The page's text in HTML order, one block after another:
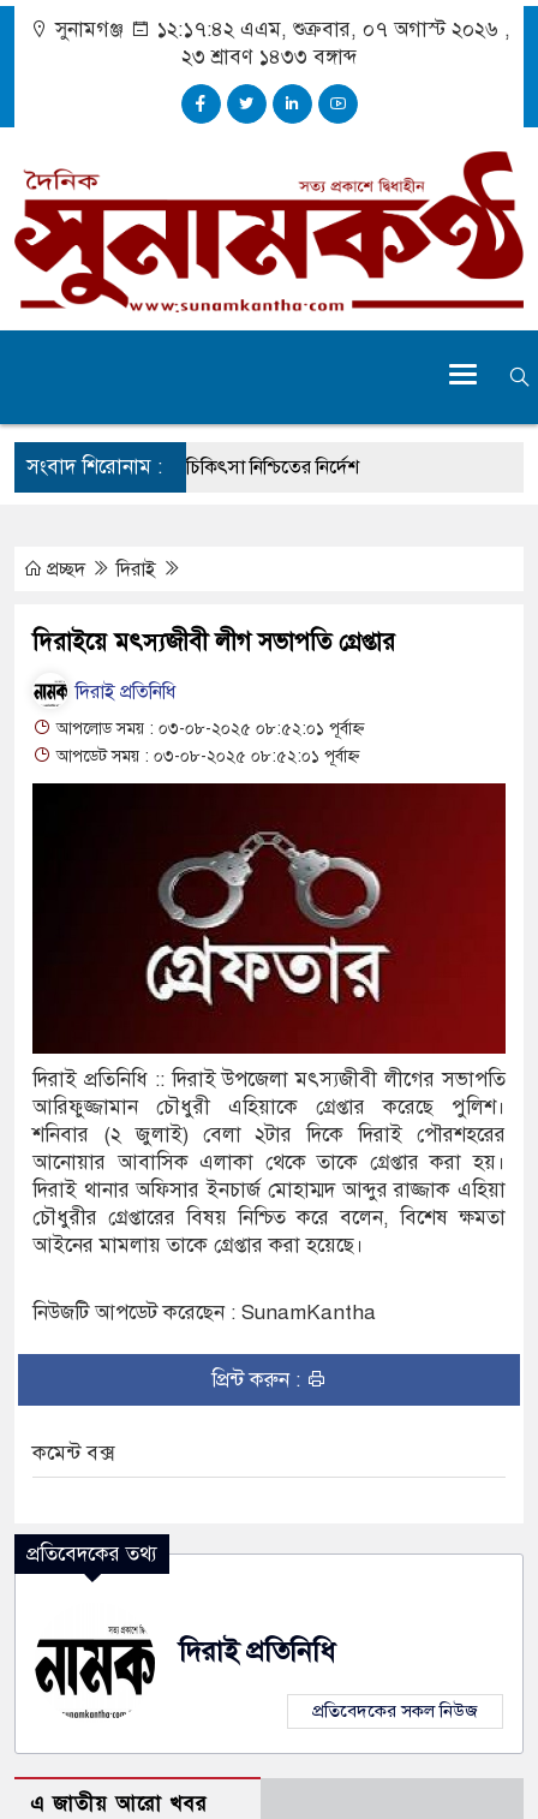
সুনামগঞ্জ ১২:১৭:৪৩ এএম, শুক্রবার, ০৭ অগাস্ট ২০২৬ ,
২৩ শ্রাবণ ১৪৩৩ বঙ্গাব্দ
সংবাদ শিরোনাম :
দুর্ঘটনায় আহতদের চিকিৎসা নিশ্চিতের নির্দেশ
দিবস পালিত
ঝুঁকি নিয়ে চলাচল
অভাবে অনিশ্চয়তায় হাওরের শত শত শিক্ষার্থীর
সম্মেলন রফিকুল ইসলামের প্রতিপক্ষের সব অভিযোগ
নিয়েছে দালাল চক্র
সম্প্রসারিত প্রশাসনিক ভবনের উদ্বোধন
তৎপরতা চালানোর মুরোদ আওয়ামী লীগের নেই :
আসামি
ইলেক্ট্রনিক বুথ ও সেল্ফ সার্ভিস সেন্টারের উদ্বোধন
রেকর্ড সংশোধন ও স্বত্ব ফেরতের দাবি
পদ শূন্য, ৪৫১টি প্রাথমিক বিদ্যালয়ে নেই প্রধান
নৌকাডুবিতে নিহত ২, নিখোঁজ ২, ভবানীপুরে শোকের
অভিযোগে সংবাদ সম্মেলন, নিরাপত্তা ও সুষ্ঠু
প্রচ্ছদ দিরাই
দিরাইয়ে মৎস্যজীবী লীগ সভাপতি গ্রেপ্তার
দিরাই প্রতিনিধি
আপলোড সময় : ০৩-০৮-২০২৫ ০৮:৫২:০১ পূর্বাহ্ন
আপডেট সময় : ০৩-০৮-২০২৫ ০৮:৫২:০১ পূর্বাহ্ন
দিরাই প্রতিনিধি :: দিরাই উপজেলা মৎস্যজীবী লীগের সভাপতি
আরিফুজ্জামান চৌধুরী এহিয়াকে গ্রেপ্তার করেছে পুলিশ।
শনিবার (২ জুলাই) বেলা ২টার দিকে দিরাই পৌরশহরের
আনোয়ার আবাসিক এলাকা থেকে তাকে গ্রেপ্তার করা হয়।
দিরাই থানার অফিসার ইনচার্জ মোহাম্মদ আব্দুর রাজ্জাক এহিয়া
চৌধুরীর গ্রেপ্তারের বিষয় নিশ্চিত করে বলেন, বিশেষ ক্ষমতা
আইনের মামলায় তাকে গ্রেপ্তার করা হয়েছে।
নিউজটি আপডেট করেছেন : SunamKantha
প্রিন্ট করুন :
কমেন্ট বক্স
প্রতিবেদকের তথ্য
দিরাই প্রতিনিধি
প্রতিবেদকের সকল নিউজ
এ জাতীয় আরো খবর